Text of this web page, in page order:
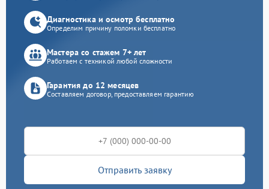
Диагностика и осмотр бесплатно
Определим причину поломки бесплатно
Мастера со стажем 7+ лет
Работаем с техникой любой сложности
Гарантия до 12 месяцев
Составляем договор, предоставляем гарантию
Отправить заявку